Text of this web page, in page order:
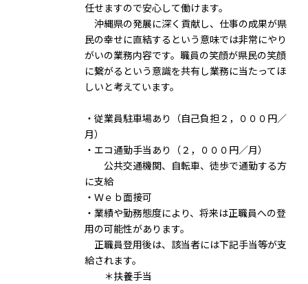
任せますので安心して働けます。
沖縄県の発展に深く貢献し、仕事の成果が県
民の幸せに直結するという意味では非常にやり
がいの業務内容です。職員の笑顔が県民の笑顔
に繋がるという意識を共有し業務に当たってほ
しいと考えています。
・従業員駐車場あり（自己負担２，０００円／
月）
・エコ通勤手当あり（２，０００円／月）
公共交通機関、自転車、徒歩で通勤する方
に支給
・Ｗｅｂ面接可
・業績や勤務態度により、将来は正職員への登
用の可能性があります。
正職員登用後は、該当者には下記手当等が支
給されます。
＊扶養手当